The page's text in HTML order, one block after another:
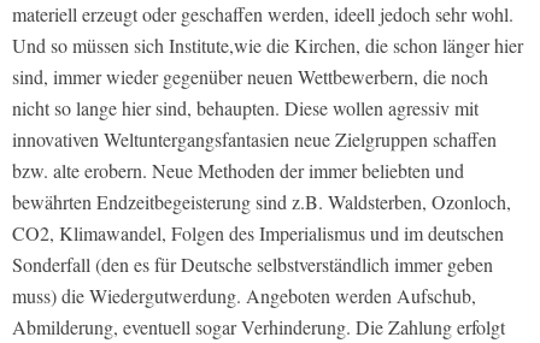
materiell erzeugt oder geschaffen werden, ideell jedoch sehr wohl.
Und so müssen sich Institute,wie die Kirchen, die schon länger hier
sind, immer wieder gegenüber neuen Wettbewerbern, die noch
nicht so lange hier sind, behaupten. Diese wollen agressiv mit
innovativen Weltuntergangsfantasien neue Zielgruppen schaffen
bzw. alte erobern. Neue Methoden der immer beliebten und
bewährten Endzeitbegeisterung sind z.B. Waldsterben, Ozonloch,
CO2, Klimawandel, Folgen des Imperialismus und im deutschen
Sonderfall (den es für Deutsche selbstverständlich immer geben
muss) die Wiedergutwerdung. Angeboten werden Aufschub,
Abmilderung, eventuell sogar Verhinderung. Die Zahlung erfolgt